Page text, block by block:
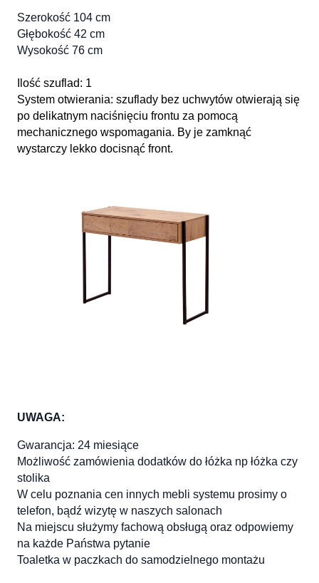
Szerokość 104 cm
Głębokość 42 cm
Wysokość 76 cm
Ilość szuflad: 1
System otwierania: szuflady bez uchwytów otwierają się
po delikatnym naciśnięciu frontu za pomocą
mechanicznego wspomagania. By je zamknąć
wystarczy lekko docisnąć front.
UWAGA:
Gwarancja: 24 miesiące
Możliwość zamówienia dodatków do łóżka np łóżka czy
stolika
W celu poznania cen innych mebli systemu prosimy o
telefon, bądź wizytę w naszych salonach
Na miejscu służymy fachową obsługą oraz odpowiemy
na każde Państwa pytanie
Toaletka w paczkach do samodzielnego montażu